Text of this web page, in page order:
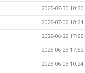
2025-07-30 10:30
2025-07-02 18:24
2025-06-23 17:55
2025-06-23 17:52
2025-06-03 10:24